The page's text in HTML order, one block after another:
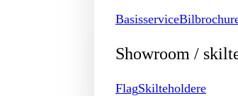
Basisservice
Showroom /
FlagSkilteholdere